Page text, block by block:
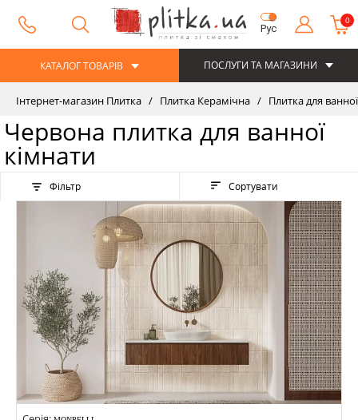
Рус
0
КАТАЛОГ ТОВАРІВ ПОСЛУГИ ТА МАГАЗИНИ
Інтернет-магазин Плитка Плитка Керамічна Плитка для ванної
Червона плитка для ванної
кімнати
Фільтр Сортувати